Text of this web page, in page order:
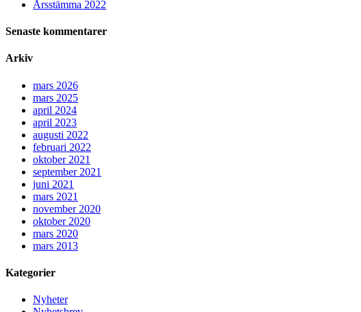
Årsstämma 2022
Senaste kommentarer
Arkiv
mars 2026
mars 2025
april 2024
april 2023
augusti 2022
februari 2022
oktober 2021
september 2021
juni 2021
mars 2021
november 2020
oktober 2020
mars 2020
mars 2013
Kategorier
Nyheter